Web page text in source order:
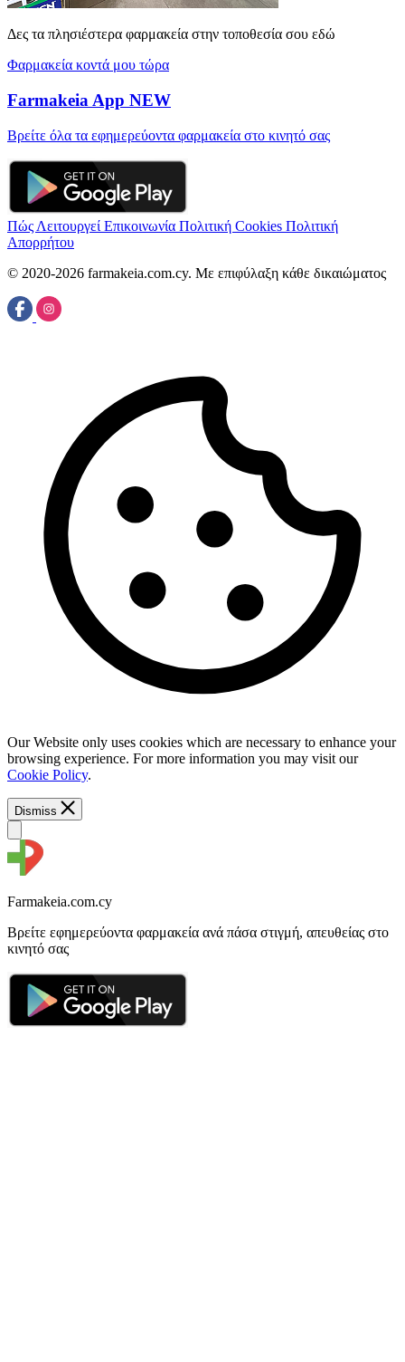
Δες τα πλησιέστερα φαρμακεία στην τοποθεσία σου εδώ
Φαρμακεία κοντά μου τώρα
Farmakeia App NEW
Βρείτε όλα τα εφημερεύοντα φαρμακεία στο κινητό σας
Πώς Λειτουργεί Επικοινωνία Πολιτική Cookies Πολιτική
Απορρήτου
© 2020-2026 farmakeia.com.cy. Με επιφύλαξη κάθε δικαιώματος
Our Website only uses cookies which are necessary to enhance your
browsing experience. For more information you may visit our
Cookie Policy.
Dismiss
Farmakeia.com.cy
Βρείτε εφημερεύοντα φαρμακεία ανά πάσα στιγμή, απευθείας στο
κινητό σας